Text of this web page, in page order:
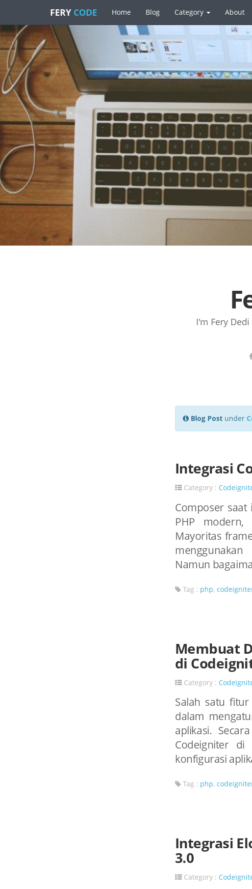
FERY CODE Home Blog Category About
I'm Fery
Blog Post under
Integrasi
Category :
Composer
PHP modern,
Mayoritas
Namun
Tag : php,
Membuat
di
Category :
Salah satu
dalam
aplikasi.
Codeigniter di
konfigurasi
Tag : php,
Integrasi
3.0
Category :